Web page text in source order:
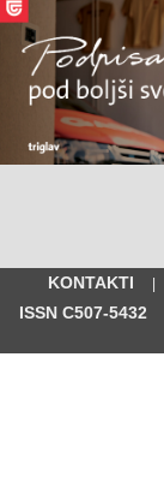
KONTAKTI |
ISSN C507-5432